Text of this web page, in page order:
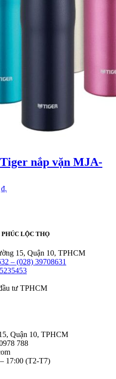
nắp vặn MJA-
LỘC THỌ
15, Quận 10, TPHCM
– (028) 39708631
tư TPHCM
Quận 10, TPHCM
788
17:00 (T2-T7)